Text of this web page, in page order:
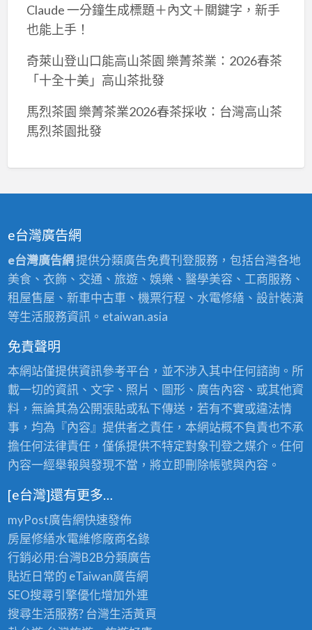
Claude 一分鐘生成標題＋內文＋關鍵字，新手
也能上手！
奇萊山登山口能高山茶園 樂菁茶業：2026春茶
「十全十美」高山茶批發
馬烈茶園 樂菁茶業2026春茶採收：台灣高山茶
馬烈茶園批發
e台灣廣告網
e台灣廣告網 提供分類廣告免費刊登服務，包括台灣各地
美食、衣飾、交通、旅遊、娛樂、醫學美容、工商服務、
租屋售屋、新車中古車、機票行程、水電修繕、設計裝潢
等生活服務資訊。etaiwan.asia
免責聲明
本網站僅提供資訊參考平台，並不涉入其中任何諮詢。所
載一切的資訊、文字、照片、圖形、廣告內容、或其他資
料，無論其為公開張貼或私下傳送，若有不實或違法情
事，均為『內容』提供者之責任，本網站概不負責也不承
擔任何法律責任，僅係提供不特定對象刊登之媒介。任何
內容一經舉報與發現不當，將立即刪除帳號與內容。
[e台灣]還有更多…
myPost廣告網快速發佈
房屋修繕水電維修廠商名錄
行銷必用:台灣B2B分類廣告
貼近日常的 eTaiwan廣告網
SEO搜尋引擎優化增加外連
搜尋生活服務? 台灣生活黃頁